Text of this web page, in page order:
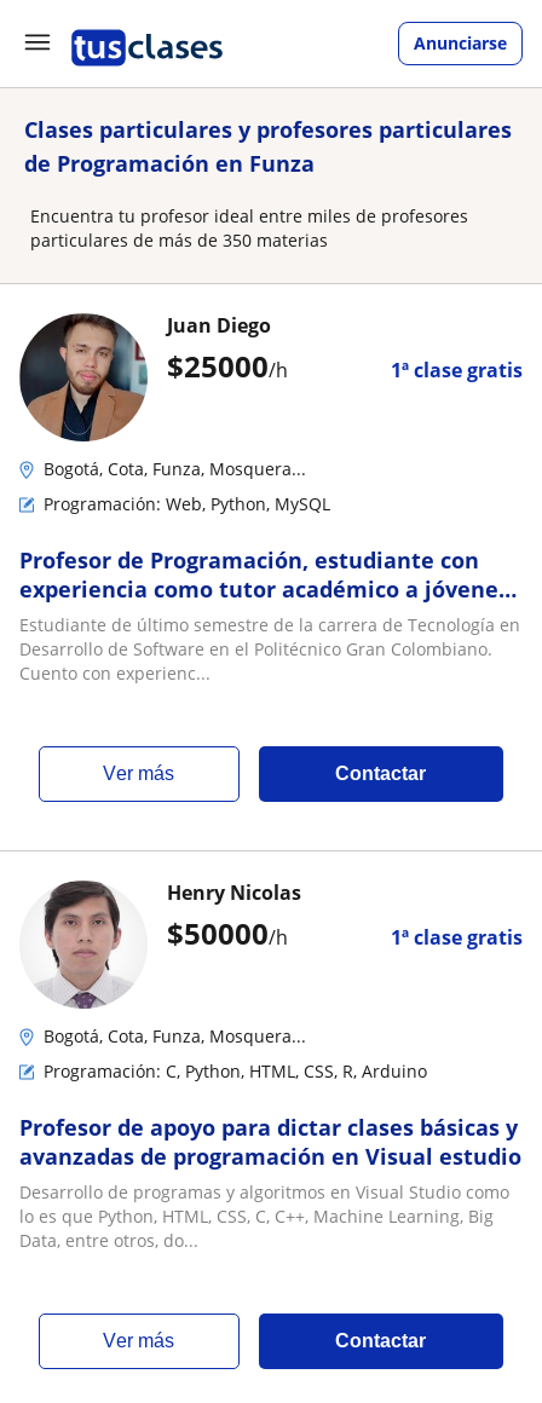
Anunciarse
Clases particulares y profesores particulares
de Programación en Funza
Encuentra tu profesor ideal entre miles de profesores
particulares de más de 350 materias
$25000/h 1ª clase gratis
Juan Diego
Bogotá, Cota, Funza, Mosquera...
Programación: Web, Python, MySQL
Profesor de Programación, estudiante con
experiencia como tutor académico a jóvenes
y adultos de forma presencial o virtual
Estudiante de último semestre de la carrera de Tecnología en
Desarrollo de Software en el Politécnico Gran Colombiano.
Cuento con experienc...
ver más Contactar
$50000/h 1ª clase gratis
Henry Nicolas
Bogotá, Cota, Funza, Mosquera...
Programación: C, Python, HTML, CSS, R, Arduino
Profesor de apoyo para dictar clases básicas y
avanzadas de programación en Visual estudio
Desarrollo de programas y algoritmos en Visual Studio como
lo es que Python, HTML, CSS, C, C++, Machine Learning, Big
Data, entre otros, do...
ver más Contactar